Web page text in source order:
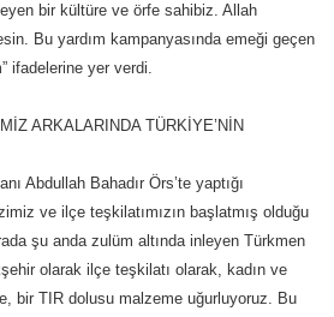
bir kültüre ve örfe sahibiz. Allah
Bu yardım kampanyasında emeği geçen
ifadelerine yer verdi.
ARKALARINDA TÜRKİYE’NİN
Abdullah Bahadır Örs’te yaptığı
ve ilçe teşkilatımızın başlatmış olduğu
şu anda zulüm altında inleyen Türkmen
olarak ilçe teşkilatı olarak, kadın ve
bir TIR dolusu malzeme uğurluyoruz. Bu